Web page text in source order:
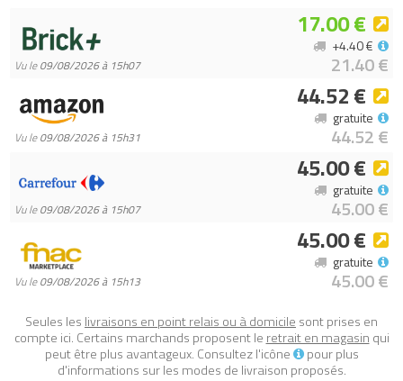
Vu le09/08/2026 à 15h07
17.00 €
21.40 €
+4.40 €
Vu le09/08/2026 à 15h31
44.52 €
44.52 €
gratuite
Vu le09/08/2026 à 15h07
45.00 €
45.00 €
gratuite
Vu le09/08/2026 à 15h13
45.00 €
45.00 €
gratuite
Seules les livraisons en point relais ou à domicile sont prises en
compte ici. Certains marchands proposent le retrait en magasin qui
peut être plus avantageux. Consultez l'icône
pour plus
d'informations sur les modes de livraison proposés.